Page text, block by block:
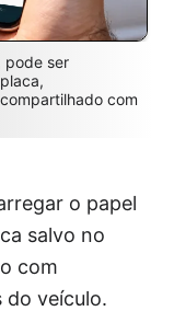
pode ser
com
o papel
salvo no
com
do veículo.